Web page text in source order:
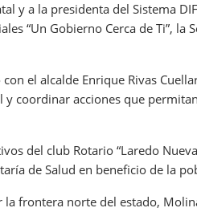
y a la presidenta del Sistema
“Un Gobierno Cerca de Ti”,
el alcalde Enrique Rivas
coordinar acciones que
del club Rotario “Laredo
de Salud en beneficio de la
la frontera norte del estado,